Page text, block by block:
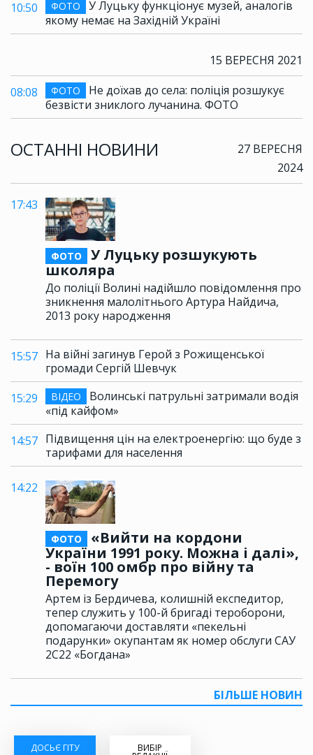
ОСТАННІ НОВИНИ
27 ВЕРЕСНЯ
2024
17:43
ФОТО
У Луцьку розшукують
школяра
До поліції Волині надійшло повідомлення про
зникнення малолітнього Артура Найдича,
2013 року народження
15:57 На війні загинув Герой з Рожищенської
громади Сергій Шевчук
15:29
ВІДЕО
Волинські патрульні затримали водія
«під кайфом»
14:57 Підвищення цін на електроенергію: що буде з
тарифами для населення
14:22
ФОТО
«Вийти на кордони
України 1991 року. Можна і далі»,
- воїн 100 омбр про війну та
Перемогу
Артем із Бердичева, колишній експедитор,
тепер служить у 100-й бригаді тероборони,
допомагаючи доставляти «пекельні
подарунки» окупантам як номер обслуги САУ
2С22 «Богдана»
БІЛЬШЕ НОВИН
ДОСЬЄ ГІТУ ВИБІР
10:50 ФОТО
У Луцьку функціонує музей, аналогів
якому немає на Західній Україні
15 ВЕРЕСНЯ 2021
08:08 ФОТО
Не доїхав до села: поліція розшукує
безвісти зниклого лучанина. ФОТО